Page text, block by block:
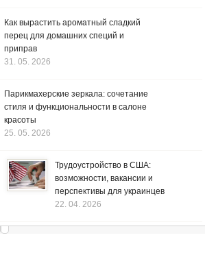
Как вырастить ароматный сладкий
перец для домашних специй и
приправ
31. 05. 2026
Парикмахерские зеркала: сочетание
стиля и функциональности в салоне
красоты
25. 05. 2026
Трудоустройство в США:
возможности, вакансии и
перспективы для украинцев
22. 04. 2026